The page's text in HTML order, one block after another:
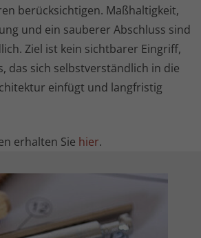
berück­sich­tigen. Maßhaltigkeit,
und ein sauberer Abschluss sind
Ziel ist kein sichtbarer Eingriff,
das sich selbst­ver­ständ­lich in die
einfügt und langfristig
erhalten Sie hier.